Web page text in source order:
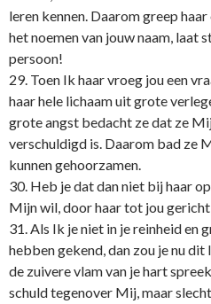
leren kennen. Daarom greep
het noemen van jouw naam, laat
persoon!
29. Toen Ik haar vroeg jou een
haar hele lichaam uit grote
grote angst bedacht ze dat ze
verschuldigd is. Daarom bad ze
kunnen gehoorzamen.
30. Heb je dat dan niet bij haar
Mijn wil, door haar tot jou
31. Als Ik je niet in je reinheid
hebben gekend, dan zou je nu
de zuivere vlam van je hart
schuld tegenover Mij, maar